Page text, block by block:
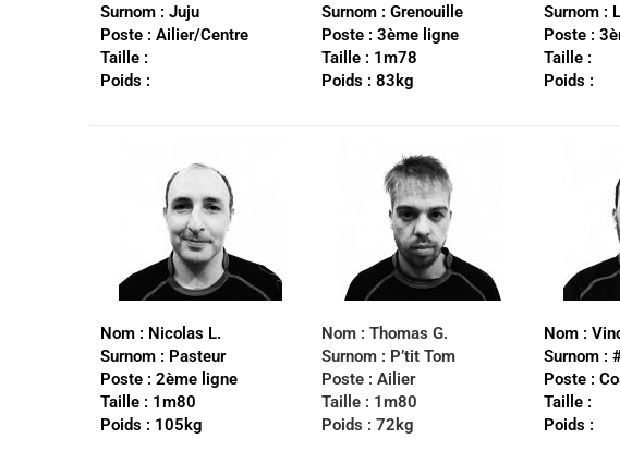
Surnom : Juju
Poste : Ailier/Centre
Taille :
Poids :
Surnom : Grenouille
Poste : 3ème ligne
Taille : 1m78
Poids : 83kg
Surnom :
Poste :
Taille :
Poids :
Nom : Nicolas L.
Surnom : Pasteur
Poste : 2ème ligne
Taille : 1m80
Poids : 105kg
Nom : Thomas G.
Surnom : P’tit Tom
Poste : Ailier
Taille : 1m80
Poids : 72kg
Nom :
Surnom :
Poste : C
Taille :
Poids :